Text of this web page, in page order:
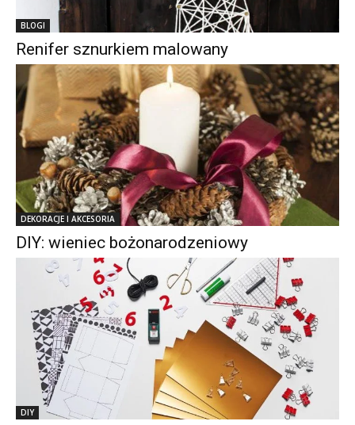
BLOGI
Renifer sznurkiem malowany
DEKORACJE I AKCESORIA
DIY: wieniec bożonarodzeniowy
DIY